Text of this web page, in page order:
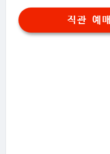
직관 예